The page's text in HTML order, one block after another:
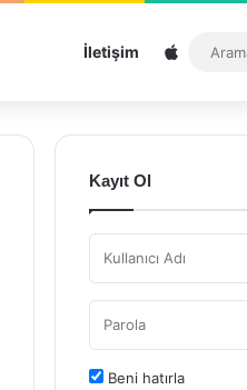
İletişim Sitemap
Kayıt Ol
Beni hatırla